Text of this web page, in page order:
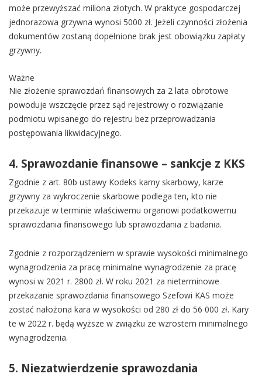
może przewyższać miliona złotych. W praktyce gospodarczej
jednorazowa grzywna wynosi 5000 zł. Jeżeli czynności złożenia
dokumentów zostaną dopełnione brak jest obowiązku zapłaty
grzywny.
Ważne
Nie złożenie sprawozdań finansowych za 2 lata obrotowe
powoduje wszczęcie przez sąd rejestrowy o rozwiązanie
podmiotu wpisanego do rejestru bez przeprowadzania
postępowania likwidacyjnego.
4. Sprawozdanie finansowe – sankcje z KKS
Zgodnie z art. 80b ustawy Kodeks karny skarbowy, karze
grzywny za wykroczenie skarbowe podlega ten, kto nie
przekazuje w terminie właściwemu organowi podatkowemu
sprawozdania finansowego lub sprawozdania z badania.
Zgodnie z rozporządzeniem w sprawie wysokości minimalnego
wynagrodzenia za pracę minimalne wynagrodzenie za pracę
wynosi w 2021 r. 2800 zł. W roku 2021 za nieterminowe
przekazanie sprawozdania finansowego Szefowi KAS może
zostać nałożona kara w wysokości od 280 zł do 56 000 zł. Kary
te w 2022 r. będą wyższe w związku ze wzrostem minimalnego
wynagrodzenia.
5. Niezatwierdzenie sprawozdania